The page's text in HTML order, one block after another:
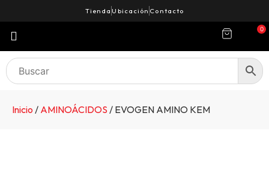
Tienda Ubicación Contacto
0
Inicio / AMINOÁCIDOS / EVOGEN AMINO KEM